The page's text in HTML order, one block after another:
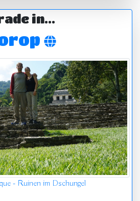
in...
- Ruinen im Dschungel